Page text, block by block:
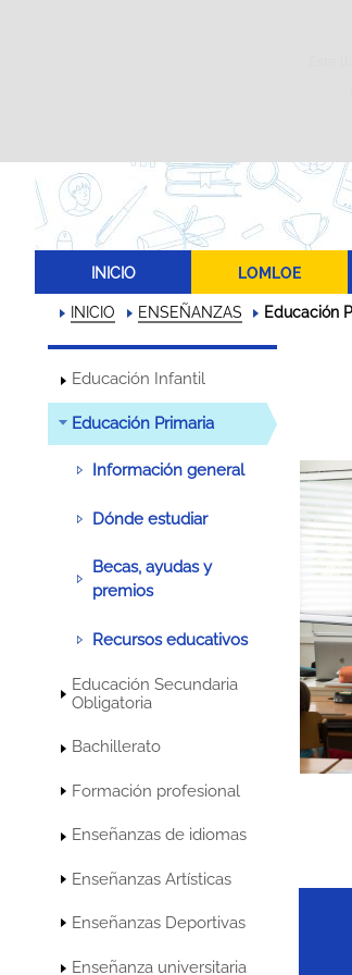
Este
INICIO LOMLOE
INICIO ENSEÑANZAS Educación
Educación Infantil
Educación Primaria
Información general
Dónde estudiar
Becas, ayudas y
premios
Recursos educativos
Educación Secundaria
Obligatoria
Bachillerato
Formación profesional
Enseñanzas de idiomas
Enseñanzas Artísticas
Enseñanzas Deportivas
Enseñanza universitaria